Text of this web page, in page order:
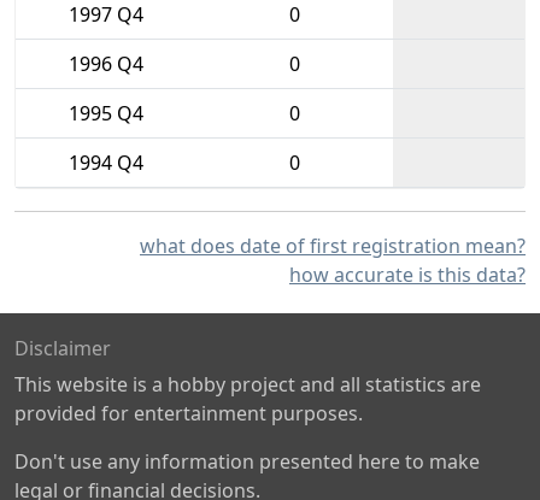
1997 Q4
0
1996 Q4
0
1995 Q4
0
1994 Q4
0
what does date of first registration mean?
how accurate is this data?
Disclaimer
This website is a hobby project and all statistics are
provided for entertainment purposes.
Don't use any information presented here to make
legal or financial decisions.